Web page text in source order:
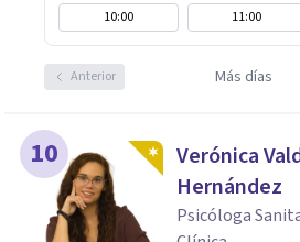
10:00
11:00
Anterior Más días
10
Verónica
Hernández
Psicóloga